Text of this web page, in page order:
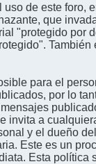
uso de este foro,
que
"protegido por
para el
por lo
invita a
y el dueño
Este es un
Esta